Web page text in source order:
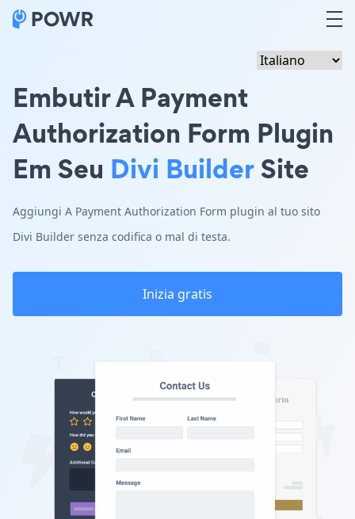
Embutir A Payment
Authorization Form Plugin
Em Seu Divi BuilderSite
Aggiungi A Payment Authorization Form plugin al tuo sito
Divi Builder senza codifica o mal di testa.
Inizia gratis